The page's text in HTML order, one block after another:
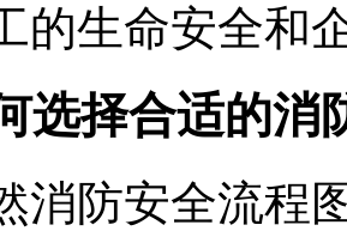
的生命安全和
选择合适的消
消防安全流程